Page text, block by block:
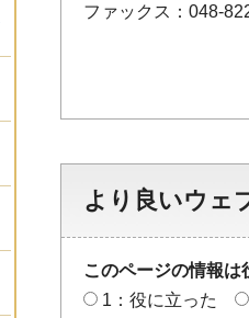
ファックス：048-
より良いウェ
このページの情報は
1：役に立った